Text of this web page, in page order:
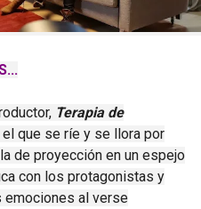
Terapia de
que se ríe y se llora por
de proyección en un espejo
con los protagonistas y
emociones al verse